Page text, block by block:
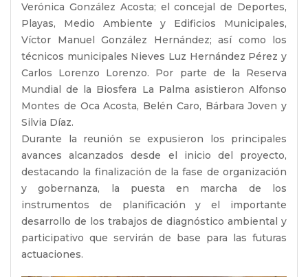
Verónica González Acosta; el concejal de Deportes,
Playas, Medio Ambiente y Edificios Municipales,
Víctor Manuel González Hernández; así como los
técnicos municipales Nieves Luz Hernández Pérez y
Carlos Lorenzo Lorenzo. Por parte de la Reserva
Mundial de la Biosfera La Palma asistieron Alfonso
Montes de Oca Acosta, Belén Caro, Bárbara Joven y
Silvia Díaz.
Durante la reunión se expusieron los principales
avances alcanzados desde el inicio del proyecto,
destacando la finalización de la fase de organización
y gobernanza, la puesta en marcha de los
instrumentos de planificación y el importante
desarrollo de los trabajos de diagnóstico ambiental y
participativo que servirán de base para las futuras
actuaciones.